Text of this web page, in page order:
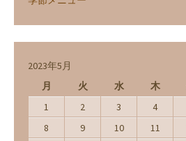
2023年5月
月
火 水 木
1 2 3 4
8
9 10 11